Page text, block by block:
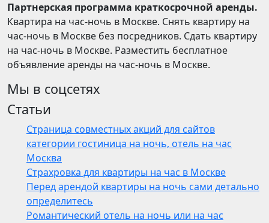
Партнерская программа краткосрочной аренды.
Квартира на час-ночь в Москве. Снять квартиру на
час-ночь в Москве без посредников. Сдать квартиру
на час-ночь в Москве. Разместить бесплатное
объявление аренды на час-ночь в Москве.
Мы в соцсетях
Статьи
Страница совместных акций для сайтов
категории гостиница на ночь, отель на час
Москва
Страхровка для квартиры на час в Москве
Перед арендой квартиры на ночь сами детально
определитесь
Романтический отель на ночь или на час